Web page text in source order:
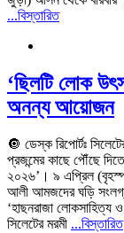
...বিস্তারিত
‘ছিলটি লোক
অনন্য আয়োজন
🔘 ডেস্ক রিপোর্টঃ
প্রজন্মের কাছে পৌঁছে
২০২৬’। ৯ এপ্রিল
আলী আমজদের ঘড়ি
‘হাছনরাজা
সিলেটের মরমী ...বিস্তারিত